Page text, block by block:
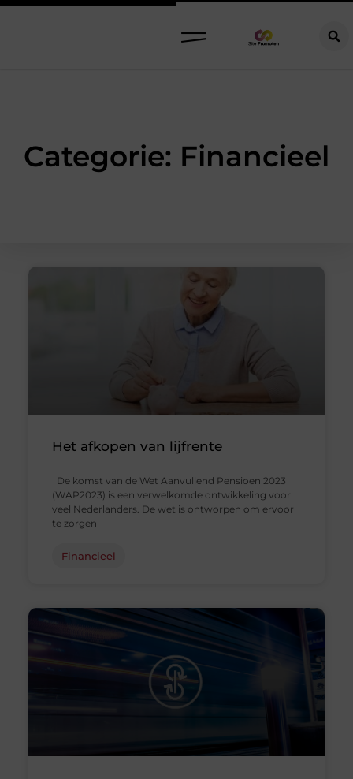
Categorie: Financieel
Het afkopen van lijfrente
De komst van de Wet Aanvullend Pensioen 2023
(WAP2023) is een verwelkomde ontwikkeling voor
veel Nederlanders. De wet is ontworpen om ervoor
te zorgen
Financieel